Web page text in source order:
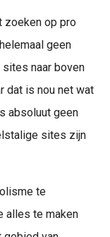
zoeken op pro
geen
naar boven
dat is nou net wat
absoluut geen
sites zijn
te
alles te maken